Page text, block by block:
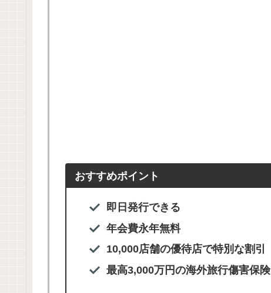
おすすめポイント
即日発行できる
年会費永年無料
10,000店舗の優待店で特別な割引
最高3,000万円の海外旅行傷害保険